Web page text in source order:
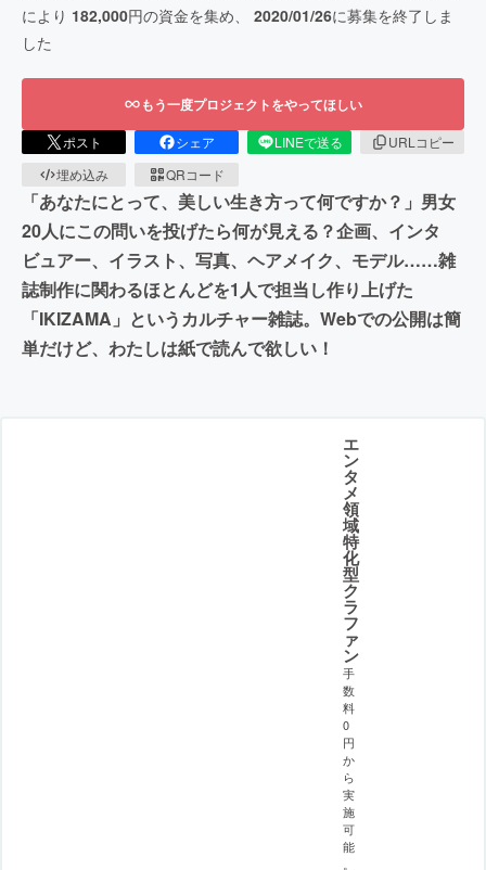
により 182,000円の資金を集め、 2020/01/26に募集を終了しま
した
もう一度プロジェクトをやってほしい
ポスト シェア LINEで送る
URLコピー
埋め込み
QRコード
「あなたにとって、美しい生き方って何ですか？」男女
20人にこの問いを投げたら何が見える？企画、インタ
ビュアー、イラスト、写真、ヘアメイク、モデル……雑
誌制作に関わるほとんどを1人で担当し作り上げた
「IKIZAMA」というカルチャー雑誌。Webでの公開は簡
単だけど、わたしは紙で読んで欲しい！
エ
ン
タ
メ
領
域
特
化
型
ク
ラ
フ
ァ
ン
手
数
料
0
円
か
ら
実
施
可
能